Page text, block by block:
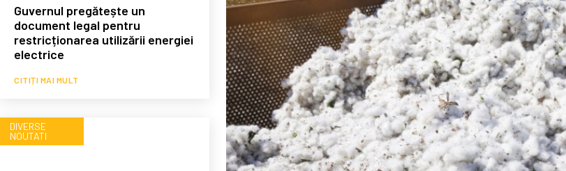
Guvernul pregătește un
document legal pentru
restricționarea utilizării energiei
electrice
CITIȚI MAI MULT
DIVERSE
NOUTATI